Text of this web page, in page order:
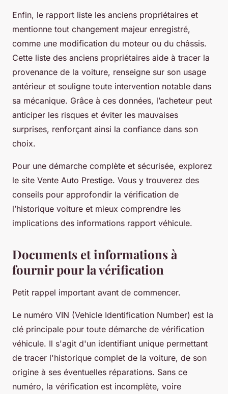
Enfin, le rapport liste les anciens propriétaires et
mentionne tout changement majeur enregistré,
comme une modification du moteur ou du châssis.
Cette liste des anciens propriétaires aide à tracer la
provenance de la voiture, renseigne sur son usage
antérieur et souligne toute intervention notable dans
sa mécanique. Grâce à ces données, l’acheteur peut
anticiper les risques et éviter les mauvaises
surprises, renforçant ainsi la confiance dans son
choix.
Pour une démarche complète et sécurisée, explorez
le site Vente Auto Prestige. Vous y trouverez des
conseils pour approfondir la vérification de
l’historique voiture et mieux comprendre les
implications des informations rapport véhicule.
Documents et informations à
fournir pour la vérification
Petit rappel important avant de commencer.
Le numéro VIN (Vehicle Identification Number) est la
clé principale pour toute démarche de vérification
véhicule. Il s'agit d'un identifiant unique permettant
de tracer l'historique complet de la voiture, de son
origine à ses éventuelles réparations. Sans ce
numéro, la vérification est incomplète, voire